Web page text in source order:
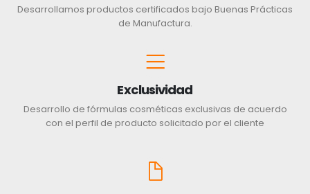
Desarrollamos productos certificados bajo Buenas Prácticas
de Manufactura.
Exclusividad
Desarrollo de fórmulas cosméticas exclusivas de acuerdo
con el perfil de producto solicitado por el cliente